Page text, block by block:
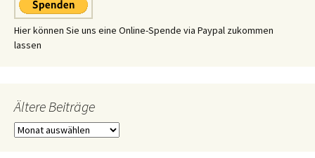
Hier können Sie uns eine Online-Spende via Paypal zukommen
lassen
Ältere Beiträge
Ältere